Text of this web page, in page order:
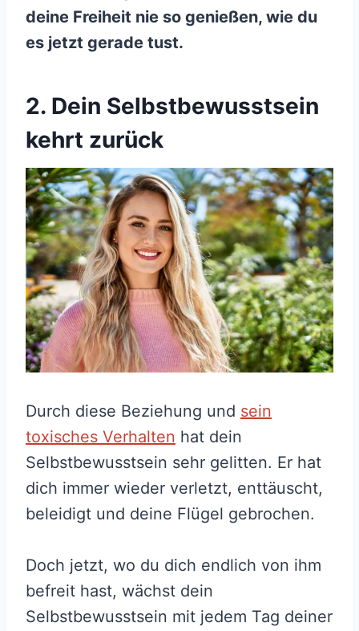
deine Freiheit nie so genießen, wie du
es jetzt gerade tust.
2. Dein Selbstbewusstsein
kehrt zurück
Durch diese Beziehung und sein
toxisches Verhalten hat dein
Selbstbewusstsein sehr gelitten. Er hat
dich immer wieder verletzt, enttäuscht,
beleidigt und deine Flügel gebrochen.
Doch jetzt, wo du dich endlich von ihm
befreit hast, wächst dein
Selbstbewusstsein mit jedem Tag deiner